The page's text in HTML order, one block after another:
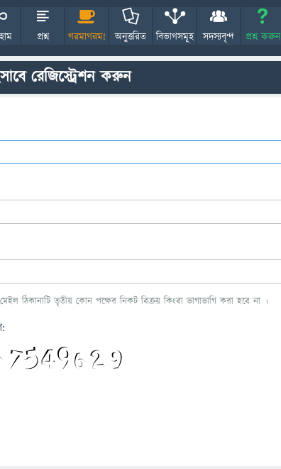
প্রশ্ন গরমাগরম! অনুত্তরিত বিভাগসমূহ সদস্যবৃন্দ প্রশ্ন করুন
রেজিস্ট্রেশন করুন
ঠিকানাটি তৃতীয় কোন পক্ষের নিকট বিক্রয় কিংবা ভাগাভাগি করা হবে না ।